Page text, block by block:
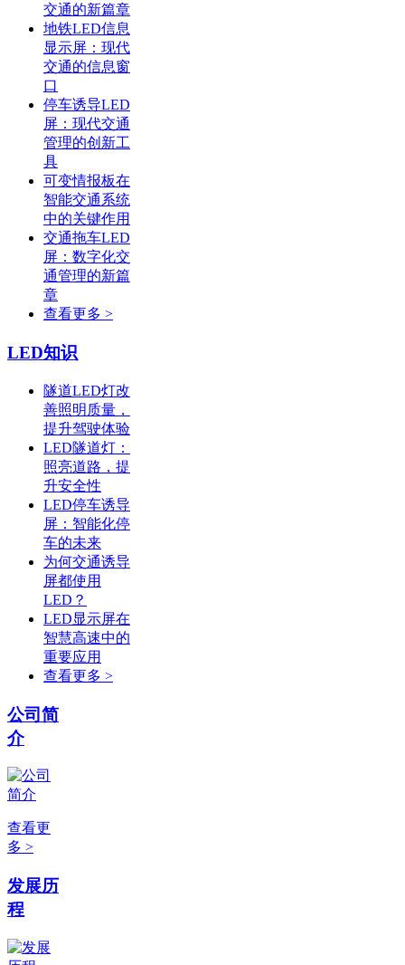
交通的新篇章
地铁LED信息
显示屏：现代
交通的信息窗
口
停车诱导LED
屏：现代交通
管理的创新工
具
可变情报板在
智能交通系统
中的关键作用
交通拖车LED
屏：数字化交
通管理的新篇
章
查看更多 >
LED知识
隧道LED灯改
善照明质量，
提升驾驶体验
LED隧道灯：
照亮道路，提
升安全性
LED停车诱导
屏：智能化停
车的未来
为何交通诱导
屏都使用
LED？
LED显示屏在
智慧高速中的
重要应用
查看更多 >
公司简
介
查看更
多 >
发展历
程